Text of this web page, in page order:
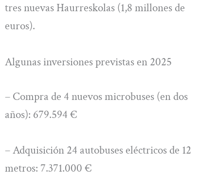
tres nuevas Haurreskolas (1,8 millones de
euros).
Algunas inversiones previstas en 2025
– Compra de 4 nuevos microbuses (en dos
años): 679.594 €
– Adquisición 24 autobuses eléctricos de 12
metros: 7.371.000 €